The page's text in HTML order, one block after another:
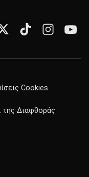
Cookies
της Διαφθοράς